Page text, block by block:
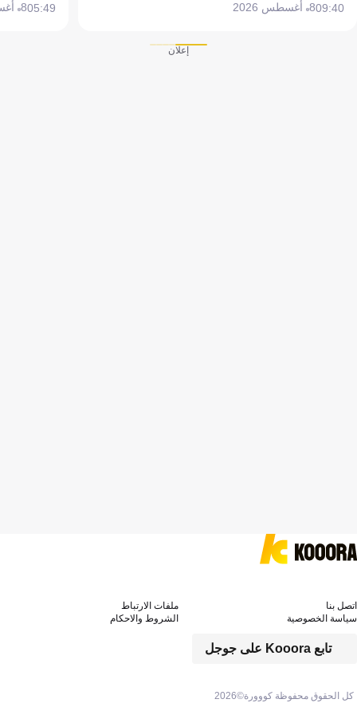
09:408 أغسطس 2026 05:498 أغسطس 2026
إعلان
كل الحقوق محفوظة كووورة©2026
تابع Kooora على جوجل
اتصل بنا
ملفات الارتباط
سياسة الخصوصية
الشروط والاحكام